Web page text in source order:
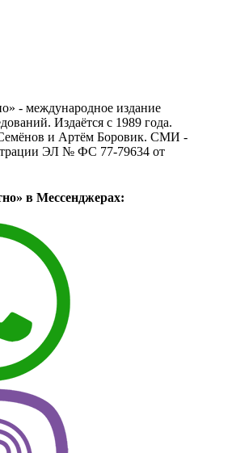
- международное издание
Издаётся с 1989 года.
и Артём Боровик. CМИ -
ЭЛ № ФС 77-79634 от
в Мессенджерах: